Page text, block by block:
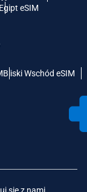
Egipt eSIM
Bliski Wschód eSIM
się z nami